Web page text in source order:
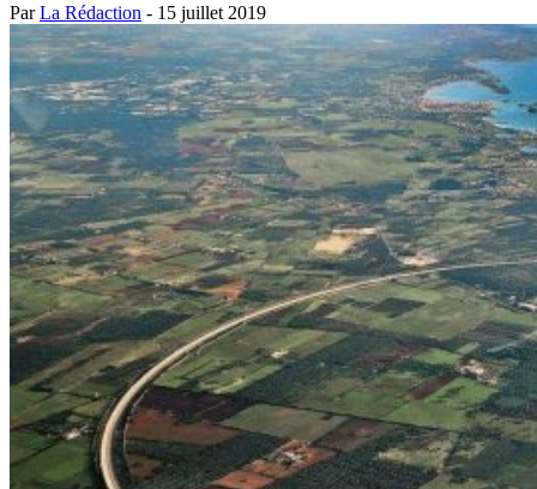
ParLa Rédaction - 15 juillet 2019